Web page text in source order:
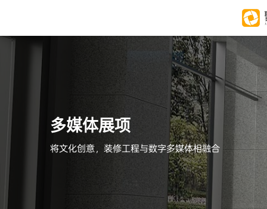
多媒体展项
将文化创意，装修工程与数字多媒体相融合